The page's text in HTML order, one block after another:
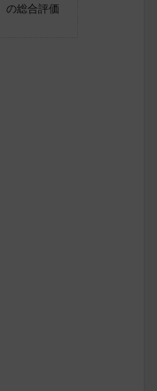
の総合評価